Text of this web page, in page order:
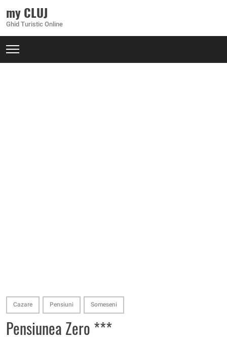
my CLUJ
Ghid Turistic Online
Cazare Pensiuni Someseni
Pensiunea Zero ***